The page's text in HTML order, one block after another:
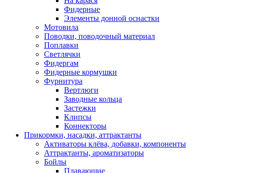
Фидерные
Элементы донной оснастки
Мотовила
Поводки, поводочный материал
Поплавки
Светлячки
Фидергам
Фидерные кормушки
Фурнитура
Вертлюги
Заводные кольца
Застежки
Клипсы
Коннекторы
Прикормки, насадки, аттрактанты
Активаторы клёва, добавки, компоненты
Аттрактанты, ароматизаторы
Бойлы
Плавающие